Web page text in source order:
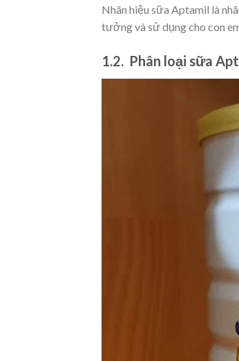
Nhãn hiệu sữa Aptamil là
tưởng và sử dụng cho con
1.2. Phân loại sữa